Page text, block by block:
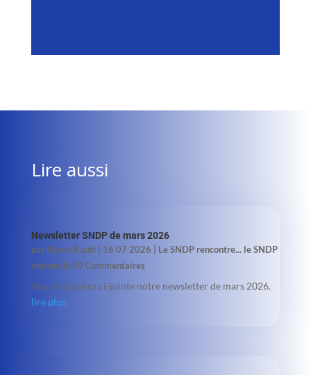
Lire aussi
Newsletter SNDP de mars 2026
par Flavie Rault| 16 07 2026
Le SNDP rencontre... le SNDP
interpelle| 0 Commentaires
Vous trouverez ci-jointe notre newsletter de mars 2026.
lire plus